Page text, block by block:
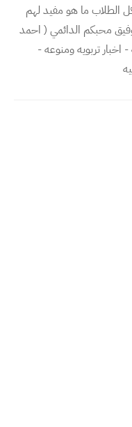
الطلاب ما هو مفيد لهم
محبكم الدائمي ( احمد
تربويه ومنوعه -